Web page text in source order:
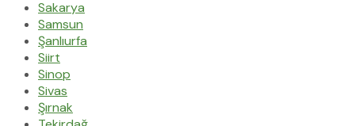
Sakarya
Samsun
Şanlıurfa
Siirt
Sinop
Sivas
Şırnak